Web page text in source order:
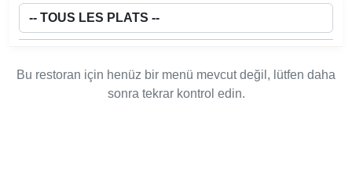
Bu restoran için henüz bir menü mevcut değil, lütfen daha
sonra tekrar kontrol edin.